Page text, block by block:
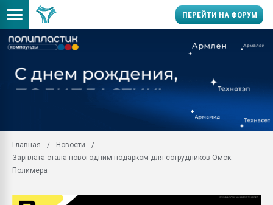
ПЕРЕЙТИ НА ФОРУМ
Вакуум-формовочные
ближайшее
28.07.2026
Всё, что касается
Главная
Новости
Зарплата стала новогодним подарком для сотрудников Омск-
Полимера